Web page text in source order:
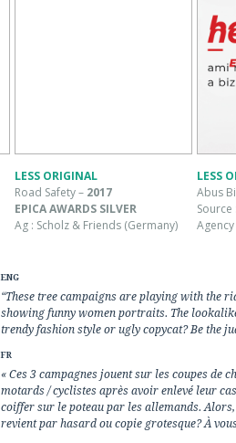
LESS ORIGINAL
Road Safety – 2017
EPICA AWARDS SILVER
Ag : Scholz & Friends (Germany)
LESS
Abus
ENG
“These tree campaigns are playing with the
showing funny women portraits. The
trendy fashion style or ugly copycat? Be the
FR
« Ces 3 campagnes jouent sur les coupes de
motards / cyclistes après avoir enlevé leur
coiffer sur le poteau par les allemands.
revient par hasard ou copie grotesque? À